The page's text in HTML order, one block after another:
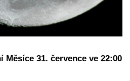
Měsíce 31. července ve 22:00